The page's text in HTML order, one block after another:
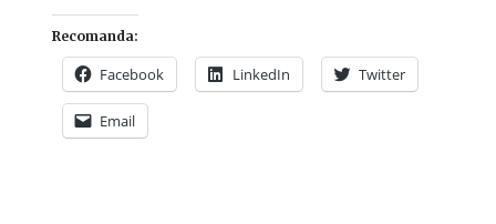
Recomanda:
Facebook LinkedIn Twitter
Email